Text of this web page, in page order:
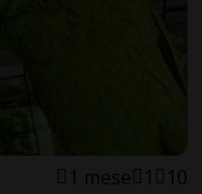
1 mese 1 10